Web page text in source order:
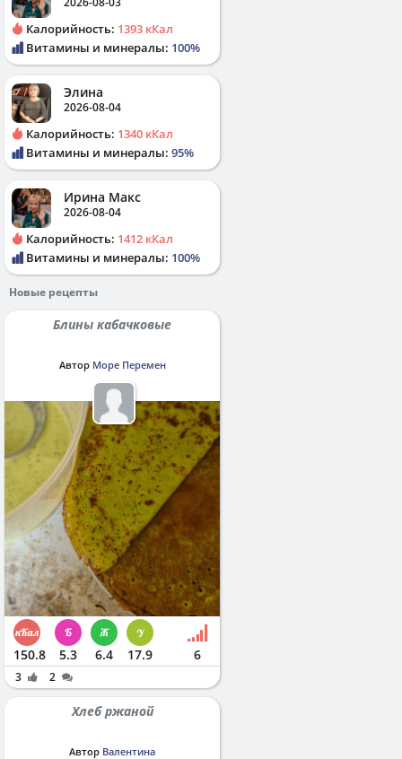
Калорийность: 1393 кКал
Витамины и минералы: 100%
Элина
2026-08-04
Калорийность: 1340 кКал
Витамины и минералы: 95%
Ирина Макс
2026-08-04
Калорийность: 1412 кКал
Витамины и минералы: 100%
Новые рецепты
Блины кабачковые
Автор Море Перемен
150.8 5.3 6.4 17.9 6
3 2
Хлеб ржаной
Автор Валентина